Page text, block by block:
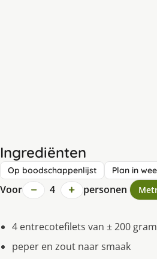
Ingrediënten
Op boodschappenlijst Plan in
Voor − 4 + personen
4 entrecotefilets van ± 200
peper en zout naar smaak